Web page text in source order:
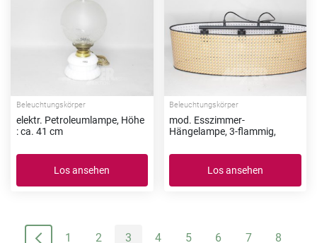
Beleuchtungskörper
elektr. Petroleumlampe, Höhe
: ca. 41 cm
Los ansehen
Beleuchtungskörper
mod. Esszimmer-
Hängelampe, 3-flammig,
Los ansehen
1 2 3 4 5 6 7 8